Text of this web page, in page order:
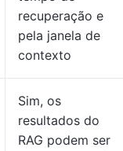
recuperação e
pela janela de
contexto
Sim, os
resultados do
RAG podem ser